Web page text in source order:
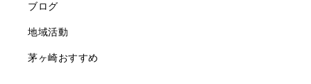
ブログ
地域活動
茅ヶ崎おすすめ